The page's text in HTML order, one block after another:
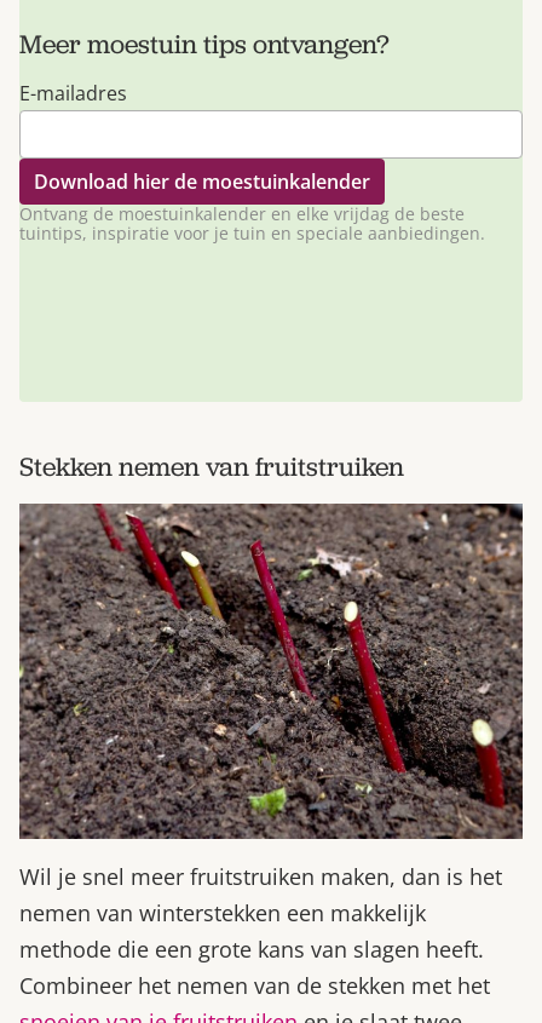
Meer moestuin tips ontvangen?
E-mailadres
Ontvang de moestuinkalender en elke vrijdag de beste
tuintips, inspiratie voor je tuin en speciale aanbiedingen.
Stekken nemen van fruitstruiken
Wil je snel meer fruitstruiken maken, dan is het
nemen van winterstekken een makkelijk
methode die een grote kans van slagen heeft.
Combineer het nemen van de stekken met het